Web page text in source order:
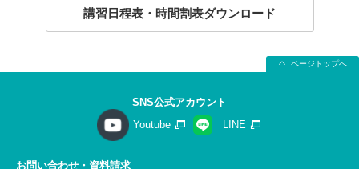
講習日程表・時間割表ダウンロード
ページトップへ
SNS公式アカウント
Youtube
LINE
お問い合わせ・資料請求